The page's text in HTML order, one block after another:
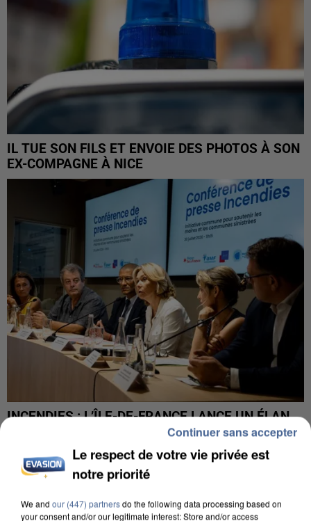
IL TUE SON FILS ET ENVOIE DES PHOTOS À SON
EX-COMPAGNE À NICE
INCENDIES : L’ÎLE-DE-FRANCE LANCE UN ÉLAN
DE SOLIDARITÉ AVEC LES...
Le respect de votre vie privée est
notre priorité
We and our (447) partnersdo the following data processing based on
your consent and/or our legitimate interest: Store and/or access
Continuer sans accepter